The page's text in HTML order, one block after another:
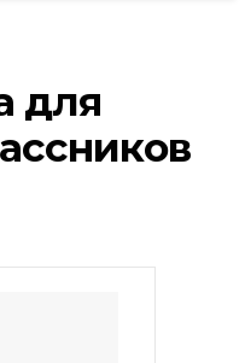
для